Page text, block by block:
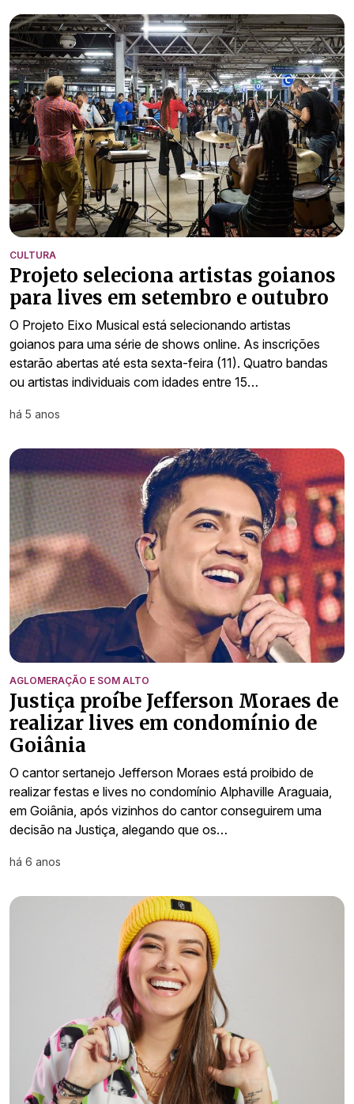
CULTURA
Projeto seleciona artistas goianos
para lives em setembro e outubro
O Projeto Eixo Musical está selecionando artistas
goianos para uma série de shows online. As inscrições
estarão abertas até esta sexta-feira (11). Quatro bandas
ou artistas individuais com idades entre 15…
há 5 anos
AGLOMERAÇÃO E SOM ALTO
Justiça proíbe Jefferson Moraes de
realizar lives em condomínio de
Goiânia
O cantor sertanejo Jefferson Moraes está proibido de
realizar festas e lives no condomínio Alphaville Araguaia,
em Goiânia, após vizinhos do cantor conseguirem uma
decisão na Justiça, alegando que os…
há 6 anos